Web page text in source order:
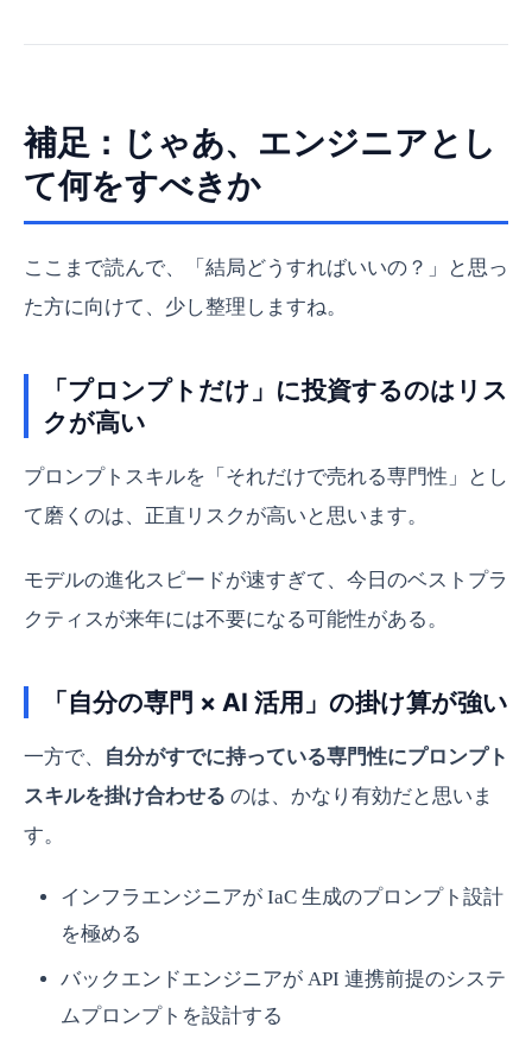
補足：じゃあ、エンジニアとし
て何をすべきか
ここまで読んで、「結局どうすればいいの？」と思っ
た方に向けて、少し整理しますね。
「プロンプトだけ」に投資するのはリス
クが高い
プロンプトスキルを「それだけで売れる専門性」とし
て磨くのは、正直リスクが高いと思います。
モデルの進化スピードが速すぎて、今日のベストプラ
クティスが来年には不要になる可能性がある。
「自分の専門 × AI 活用」の掛け算が強い
一方で、
自分がすでに持っている専門性にプロンプト
スキルを掛け合わせる のは、かなり有効だと思いま
す。
インフラエンジニアが IaC 生成のプロンプト設計
を極める
バックエンドエンジニアが API 連携前提のシステ
ムプロンプトを設計する